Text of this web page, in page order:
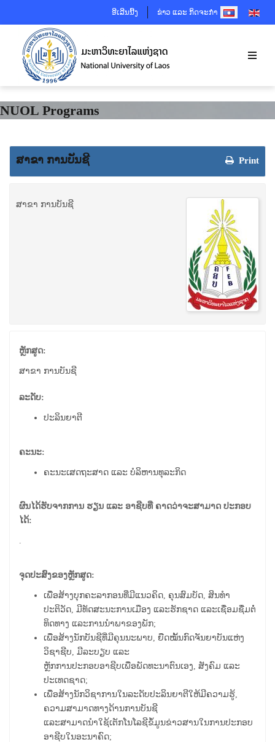
ອີເລີນນີ້ງ ຂ່າວ ແລະ ກິດຈະກຳSELECT YOUR
NUOL Programs
Print
ສາຂາ ການບັນຊີ
ສາຂາ ການບັນຊີ
ຫຼັກສູດ:
ສາຂາ ການບັນຊີ
ລະດັບ:
ປະລິນຍາຕີ
ຄະນະ:
ຄະນະເສດຖະສາດ ແລະ ບໍລິຫານທຸລະກິດ
ຜົນໄດ້ຮັບຈາກການ ຮຽນ ແລະ ອາຊີບທີ່ ຄາດວ່າຈະສາມາດ ປະກອບ
ໄດ້:
.
ຈຸດປະສົງຂອງຫຼັກສູດ:
ເພື່ອສ້າງບຸກຄະລາກອນທີ່ມີແນວຄິດ, ຄຸນສົມບັດ, ສິນທໍາ
ປະຕິວັດ, ມີທັດສະນະການເມືອງ ແລະຮັກຊາດ ແລະເຊື່ອມຊື່ມຕໍ່
ທິດທາງ ແລະການນໍາພາຂອງພັກ;
ເພື່ອສ້າງນັກບັນຊີທີ່ມີຄຸນນະພາບ, ຍືດໝັ້ນກົດຈັນຍາບັນແຫ່ງ
ວິຊາຊີບ, ມີລະບຽບ ແລະ
ຫຼັກການປະກອບອາຊີບເພື່ອພັດທະນາຕົນເອງ, ສັງຄົມ ແລະ
ປະເທດຊາດ;
ເພື່ອສ້າງນັກວິຊາການໃນລະດັບປະລິນຍາຕີໃຫ້ມີຄວາມຮູ້,
ຄວາມສາມາດທາງດ້ານການບັນຊີ
ແລະສາມາດນໍາໃຊ້ເຕັກໂນໂລຊີຂໍ້ມູນຂ່າວສານໃນການປະກອບ
ອາຊີບໃນອະນາຄົດ;